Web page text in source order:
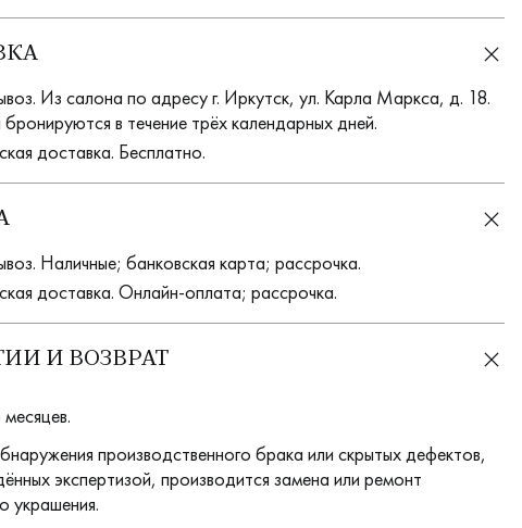
Из салона по адресу г. Иркутск, ул. Карла Маркса, д. 18.
в течение трёх календарных дней.
доставка. Бесплатно.
Наличные; банковская карта; рассрочка.
доставка. Онлайн-оплата; рассрочка.
И ВОЗВРАТ
производственного брака или скрытых дефектов,
экспертизой, производится замена или ремонт
украшения.